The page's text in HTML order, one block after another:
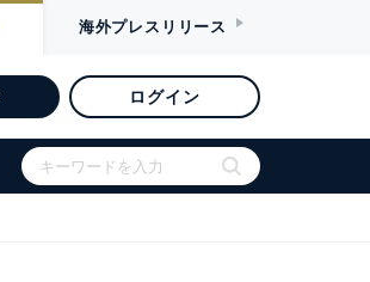
海外プレスリリース
ログイン